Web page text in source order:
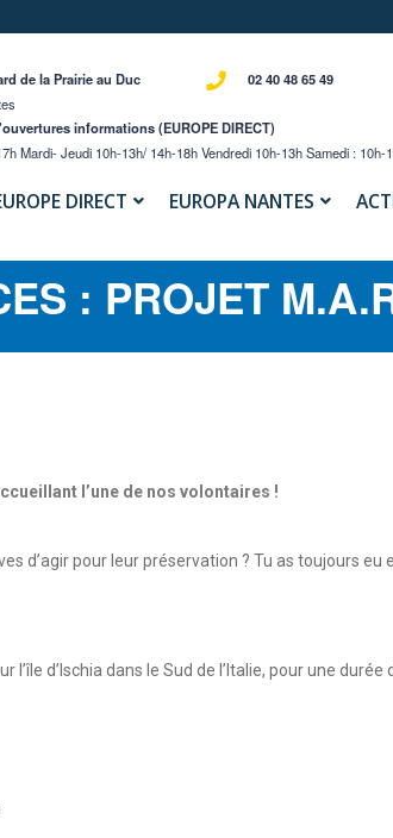
de la Prairie au Duc
02 40 48 65 49
informations (EUROPE DIRECT)
Mardi- Jeudi 10h-13h/ 14h-18h Vendredi 10h-13h Samedi :
DIRECT EUROPA NANTES
: PROJET
l’une de nos volontaires !
d’agir pour leur préservation ? Tu as toujours eu
l’île d’Ischia dans le Sud de l’Italie, pour une